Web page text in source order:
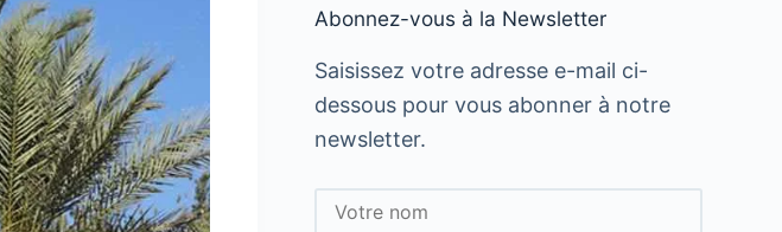
Abonnez-vous à la Newsletter
Saisissez votre adresse e-mail ci-
dessous pour vous abonner à notre
newsletter.